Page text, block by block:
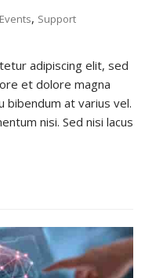
Events, Support
adipiscing elit, sed
et dolore magna
bibendum at varius vel.
nisi. Sed nisi lacus